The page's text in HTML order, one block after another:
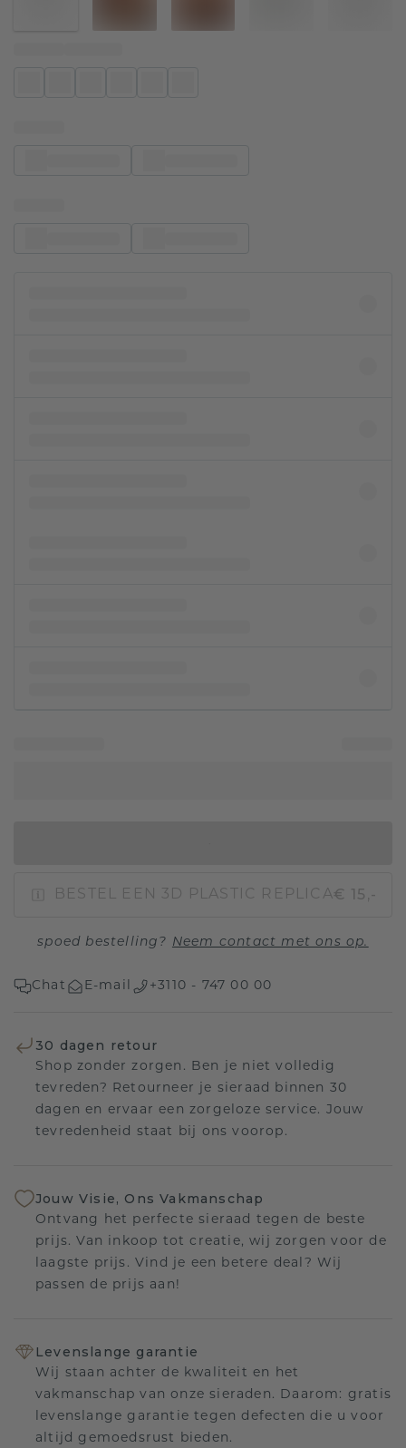
BESTEL EEN 3D PLASTIC REPLICA€ 15,-
spoed bestelling? Neem contact met ons op.
Chat E-mail +3110 - 747 00 00
30 dagen retour
Shop zonder zorgen. Ben je niet volledig
tevreden? Retourneer je sieraad binnen 30
dagen en ervaar een zorgeloze service. Jouw
tevredenheid staat bij ons voorop.
Jouw Visie, Ons Vakmanschap
Ontvang het perfecte sieraad tegen de beste
prijs. Van inkoop tot creatie, wij zorgen voor de
laagste prijs. Vind je een betere deal? Wij
passen de prijs aan!
Levenslange garantie
Wij staan achter de kwaliteit en het
vakmanschap van onze sieraden. Daarom: gratis
levenslange garantie tegen defecten die u voor
altijd gemoedsrust bieden.